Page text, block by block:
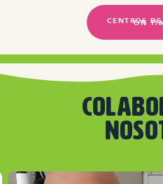
CENTROS
ON